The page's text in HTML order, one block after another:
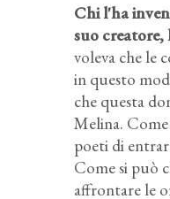
Chi l'ha
suo
voleva che le
in questo
che questa
Melina.
poeti di
Come si può
affrontare le